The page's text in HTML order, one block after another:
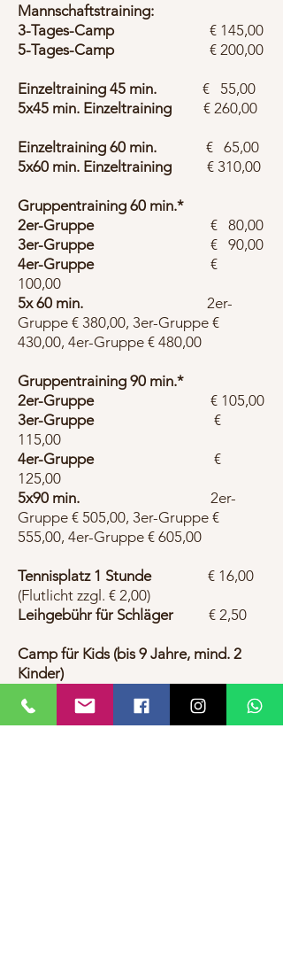
Mannschaftstraining:
3-Tages-Camp€ 145,00
5-Tages-Camp€ 200,00
Einzeltraining 45 min. € 55,00
5x45 min. Einzeltraining € 260,00
Einzeltraining 60 min. € 65,00
5x60 min. Einzeltraining € 310,00
Gruppentraining 60 min.*
2er-Gruppe€ 80,00
3er-Gruppe
€ 90,00
4er-Gruppe€
100,00
5x 60 min.
2er-
Gruppe € 380,00, 3er-Gruppe €
430,00, 4er-Gruppe € 480,00
Gruppentraining 90 min.*
2er-Gruppe
€ 105,00
3er-Gruppe€
115,00
4er-Gruppe€
125,00
5x90 min. 2er-
Gruppe € 505,00, 3er-Gruppe €
555,00, 4er-Gruppe € 605,00
Tennisplatz 1 Stunde € 16,00
(Flutlicht zzgl. € 2,00)
Leihgebühr für Schläger
€ 2,50
Camp für Kids (bis 9 Jahre, mind. 2
Kinder)
90,00